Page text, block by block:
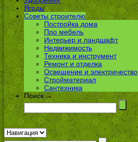
Ягоды
Советы строителю
Постройка дома
Про мебель
Интерьер и ландшафт
Недвижимость
Техника и инструмент
Ремонт и отделка
Освещение и электричество
Стройматериал
Сантехника
Поиск →